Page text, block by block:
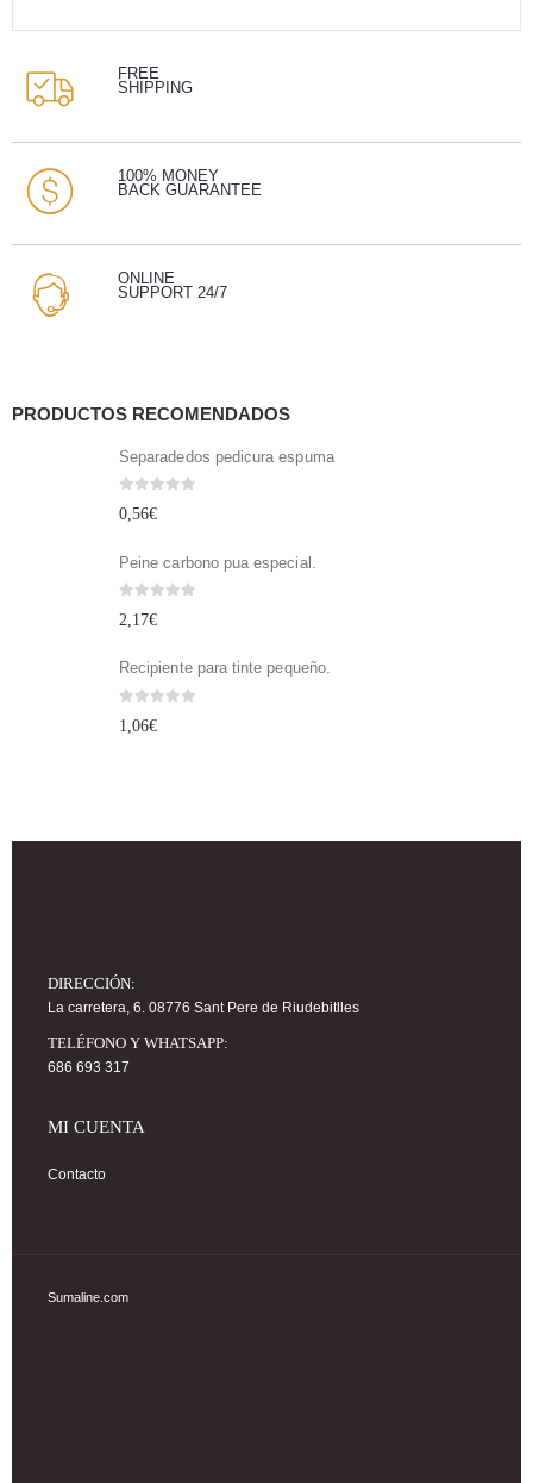
FREE
SHIPPING
100% MONEY
BACK GUARANTEE
ONLINE
SUPPORT 24/7
PRODUCTOS RECOMENDADOS
Separadedos pedicura espuma
0,56€
Peine carbono pua especial.
2,17€
Recipiente para tinte pequeño.
1,06€
DIRECCIÓN:
La carretera, 6. 08776 Sant Pere de Riudebitlles
TELÉFONO Y WHATSAPP:
686 693 317
MI CUENTA
Contacto
Sumaline.com